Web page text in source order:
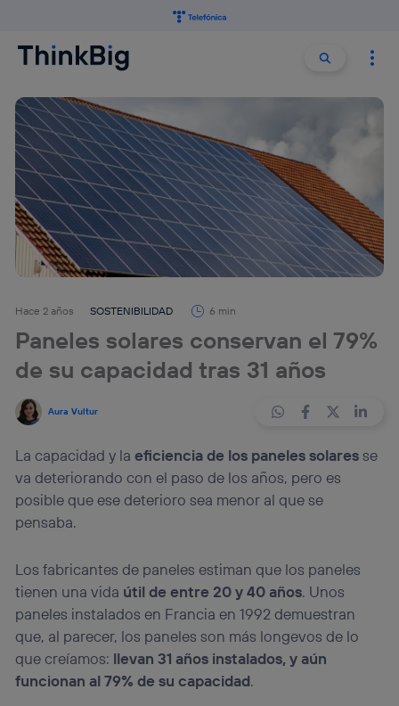
Buscar
Hace 2 años SOSTENIBILIDAD 6 min
Paneles solares conservan el 79%
de su capacidad tras 31 años
Aura Vultur
La capacidad y laeficiencia de los paneles solaresse
va deteriorando con el paso de los años, pero es
posible que ese deterioro sea menor al que se
pensaba.
Los fabricantes de paneles estiman que los paneles
tienen una vida útil de entre 20 y 40 años. Unos
paneles instalados en Francia en 1992 demuestran
que, al parecer, los paneles son más longevos de lo
que creíamos: llevan 31 años instalados, y aún
funcionan al 79% de su capacidad.